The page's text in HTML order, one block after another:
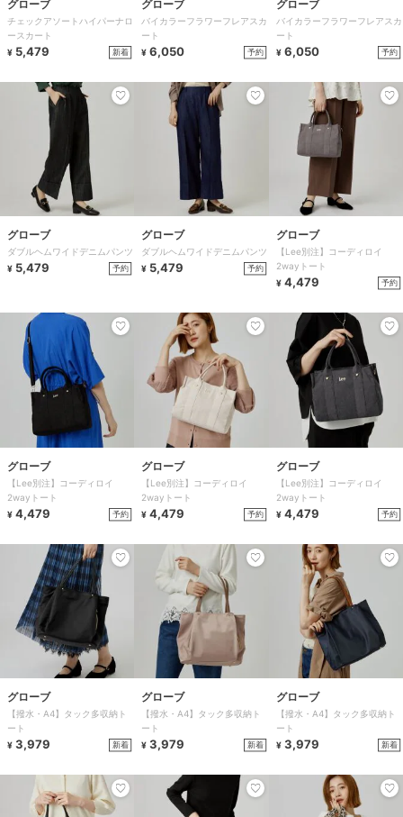
グローブ
チェックアソートハイパーナロ
ースカート
¥ 5,479 新着
グローブ
バイカラーフラワーフレアスカ
ート
¥ 6,050 予約
グローブ
バイカラーフラワーフレアスカ
ート
¥ 6,050 予約
グローブ
ダブルヘムワイドデニムパンツ
¥ 5,479 予約
グローブ
ダブルヘムワイドデニムパンツ
¥ 5,479 予約
グローブ
【Lee別注】コーディロイ
2wayトート
¥ 4,479 予約
グローブ
【Lee別注】コーディロイ
2wayトート
¥ 4,479 予約
グローブ
【Lee別注】コーディロイ
2wayトート
¥ 4,479 予約
グローブ
【Lee別注】コーディロイ
2wayトート
¥ 4,479 予約
グローブ
【撥水・A4】タック多収納ト
ート
¥ 3,979 新着
グローブ
【撥水・A4】タック多収納ト
ート
¥ 3,979 新着
グローブ
【撥水・A4】タック多収納ト
ート
¥ 3,979 新着